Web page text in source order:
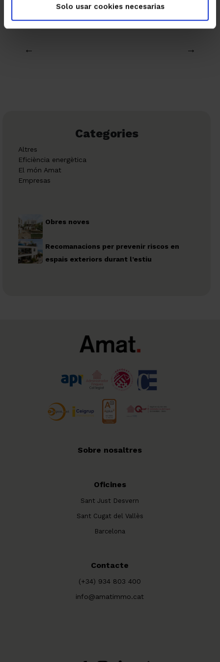
Solo usar cookies necesarias
← →
Categories
Altres
Eficiència energètica
El món Amat
Empresas
Obres noves
Recomanacions per prevenir riscos en
espais exteriors durant l’estiu
Sobre nosaltres
Oficines
Sant Just Desvern
Sant Cugat del Vallès
Barcelona
Contacte
(+34) 934 803 400
info@amatimmo.cat